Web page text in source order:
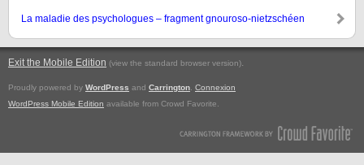
La maladie des psychologues – fragment gnouroso-nietzschéen
Exit the Mobile Edition (view the standard browser version).
Proudly powered by WordPress and Carrington Connexion
WordPress Mobile Edition available from Crowd Favorite.